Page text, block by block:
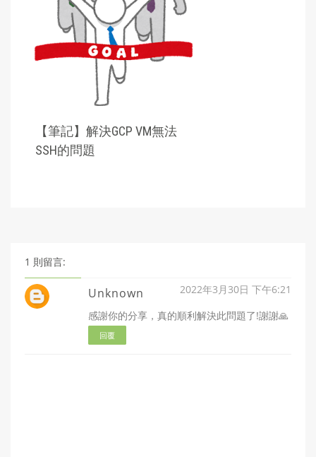
【筆記】解決GCP VM無法
SSH的問題
1 則留言:
Unknown
2022年3月30日 下午6:21
感謝你的分享，真的順利解決此問題了!謝謝🙏
回覆